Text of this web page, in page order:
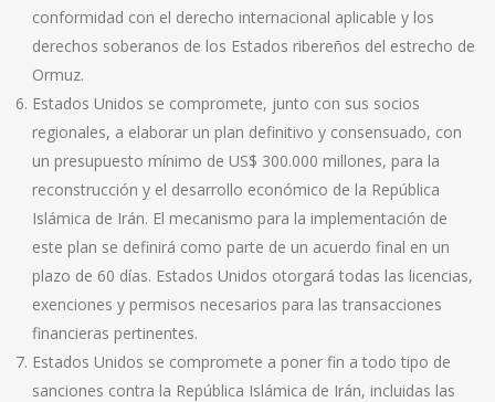
conformidad con el derecho internacional aplicable y los
derechos soberanos de los Estados ribereños del estrecho de
Ormuz.
Estados Unidos se compromete, junto con sus socios
regionales, a elaborar un plan definitivo y consensuado, con
un presupuesto mínimo de US$ 300.000 millones, para la
reconstrucción y el desarrollo económico de la República
Islámica de Irán. El mecanismo para la implementación de
este plan se definirá como parte de un acuerdo final en un
plazo de 60 días. Estados Unidos otorgará todas las licencias,
exenciones y permisos necesarios para las transacciones
financieras pertinentes.
Estados Unidos se compromete a poner fin a todo tipo de
sanciones contra la República Islámica de Irán, incluidas las